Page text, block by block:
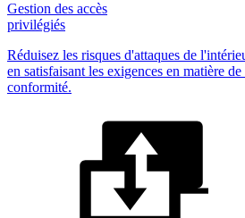
Gestion des accès
privilégiés
Réduisez les risques d'attaques de
en satisfaisant les exigences en matière
conformité.